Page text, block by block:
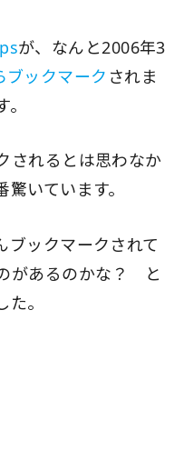
が、なんと2006年3
ックマーク されま
されるとは思わなか
いています。
ブックマークされて
があるのかな？ と
。